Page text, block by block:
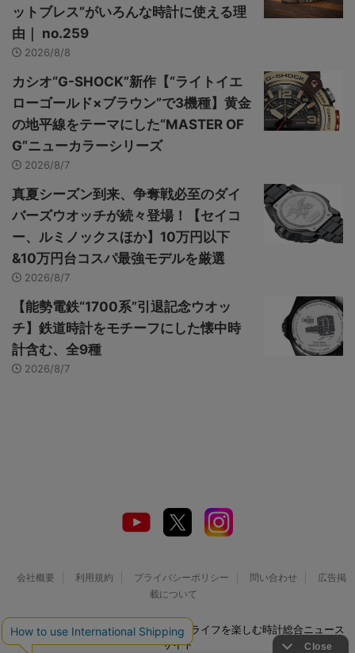
ットブレス”がいろんな時計に使える理
由｜ no.259
2026/8/8
カシオ“G-SHOCK”新作【“ライトイエ
ローゴールド×ブラウン”で3機種】黄金
の地平線をテーマにした“MASTER OF
G”ニューカラーシリーズ
2026/8/7
真夏シーズン到来、争奪戦必至のダイ
バーズウオッチが続々登場！【セイコ
ー、ルミノックスほか】10万円以下
&10万円台コスパ最強モデルを厳選
2026/8/7
【能勢電鉄“1700系”引退記念ウオッ
チ】鉄道時計をモチーフにした懐中時
計含む、全9種
2026/8/7
会社概要 利用規約 プライバシーポリシー 問い合わせ
広告掲
載について
© 2026 Watch LIFE NEWS｜ウオッチライフを楽しむ時計総合ニュース
サイト